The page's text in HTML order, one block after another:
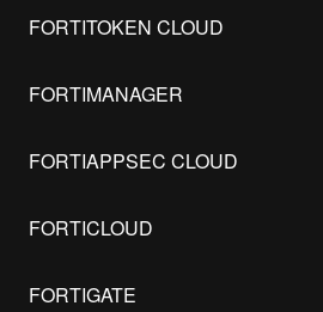
FORTITOKEN CLOUD
FORTIMANAGER
FORTIAPPSEC CLOUD
FORTICLOUD
FORTIGATE